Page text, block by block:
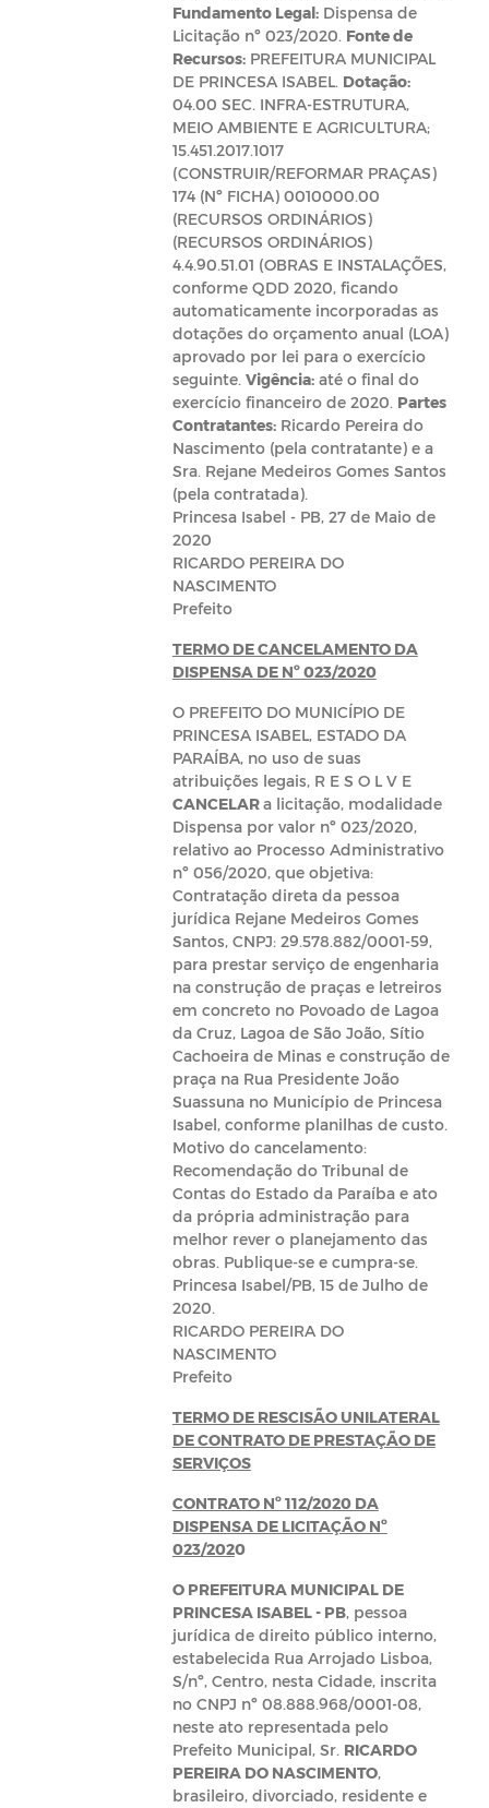
Fundamento Legal:Dispensa de
Licitação nº 023/2020. Fonte de
Recursos:PREFEITURA MUNICIPAL
DE PRINCESA ISABEL. Dotação:
04.00 SEC. INFRA-ESTRUTURA,
MEIO AMBIENTE E AGRICULTURA;
15.451.2017.1017
(CONSTRUIR/REFORMAR PRAÇAS)
174 (Nº FICHA) 0010000.00
(RECURSOS ORDINÁRIOS)
(RECURSOS ORDINÁRIOS)
4.4.90.51.01 (OBRAS E INSTALAÇÕES,
conforme QDD 2020, ficando
automaticamente incorporadas as
dotações do orçamento anual (LOA)
aprovado por lei para o exercício
seguinte. Vigência:até o final do
exercício financeiro de 2020. Partes
Contratantes:Ricardo Pereira do
Nascimento (pela contratante) e a
Sra. Rejane Medeiros Gomes Santos
(pela contratada).
Princesa Isabel - PB, 27 de Maio de
2020
RICARDO PEREIRA DO
NASCIMENTO
Prefeito
TERMO DE CANCELAMENTO DA
DISPENSA DE Nº 023/2020
O PREFEITO DO MUNICÍPIO DE
PRINCESA ISABEL, ESTADO DA
PARAÍBA, no uso de suas
atribuições legais, R E S O L V E
CANCELARa licitação, modalidade
Dispensa por valor nº 023/2020,
relativo ao Processo Administrativo
nº 056/2020, que objetiva:
Contratação direta da pessoa
jurídica Rejane Medeiros Gomes
Santos, CNPJ: 29.578.882/0001-59,
para prestar serviço de engenharia
na construção de praças e letreiros
em concreto no Povoado de Lagoa
da Cruz, Lagoa de São João, Sítio
Cachoeira de Minas e construção de
praça na Rua Presidente João
Suassuna no Município de Princesa
Isabel, conforme planilhas de custo.
Motivo do cancelamento:
Recomendação do Tribunal de
Contas do Estado da Paraíba e ato
da própria administração para
melhor rever o planejamento das
obras. Publique-se e cumpra-se.
Princesa Isabel/PB, 15 de Julho de
2020.
RICARDO PEREIRA DO
NASCIMENTO
Prefeito
TERMO DE RESCISÃO UNILATERAL
DE CONTRATO DE PRESTAÇÃO DE
SERVIÇOS
CONTRATO Nº 112/2020 DA
DISPENSA DE LICITAÇÃO Nº
023/2020
O PREFEITURA MUNICIPAL DE
PRINCESA ISABEL - PB, pessoa
jurídica de direito público interno,
estabelecida Rua Arrojado Lisboa,
S/nº, Centro, nesta Cidade, inscrita
no CNPJ nº 08.888.968/0001-08,
neste ato representada pelo
Prefeito Municipal, Sr. RICARDO
PEREIRA DO NASCIMENTO,
brasileiro, divorciado, residente e